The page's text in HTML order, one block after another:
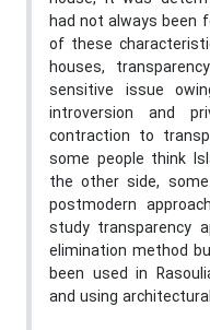
had not always been
of these
houses,
sensitive issue
introversion and
contraction to
some people think
the other side,
postmodern
study transparency
elimination method
been used in
and using